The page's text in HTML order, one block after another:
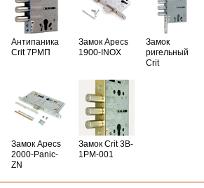
Антипаника
Crit 7РМП
Замок Apecs
1900-INOX
Замок
ригельный
Crit
Замок Apecs
2000-Panic-
ZN
Замок Crit 3B-
1PM-001